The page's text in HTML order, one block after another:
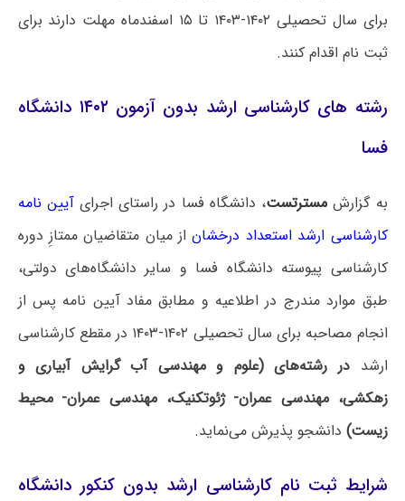
برای سال تحصیلی ۱۴۰۲-۱۴۰۳ تا ۱۵ اسفندماه مهلت دارند برای
ثبت نام اقدام کنند.
رشته های کارشناسی ارشد بدون آزمون ۱۴۰۲ دانشگاه
فسا
به گزارش مسترتست، دانشگاه فسا در راستای اجرایآیین نامه
کارشناسی ارشد استعداد درخشاناز میان متقاضیان ممتازِ دوره
کارشناسی پیوسته دانشگاه فسا و سایر دانشگاه‌های دولتی،
طبق موارد مندرج در اطلاعیه و مطابق مفاد آیین نامه پس از
انجام مصاحبه برای سال تحصیلی ۱۴۰۲-۱۴۰۳ در مقطع کارشناسی
ارشددر رشته‌های (علوم و مهندسی آب گرایش آبیاری و
زهکشی، مهندسی عمران- ژئوتکنیک، مهندسی عمران- محیط
زیست) دانشجو پذیرش می‌نماید.
شرایط ثبت نام کارشناسی ارشد بدون کنکور دانشگاه